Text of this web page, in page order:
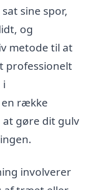
sine spor,
og
metode til at
professionelt
i
række
gøre dit gulv
involverer